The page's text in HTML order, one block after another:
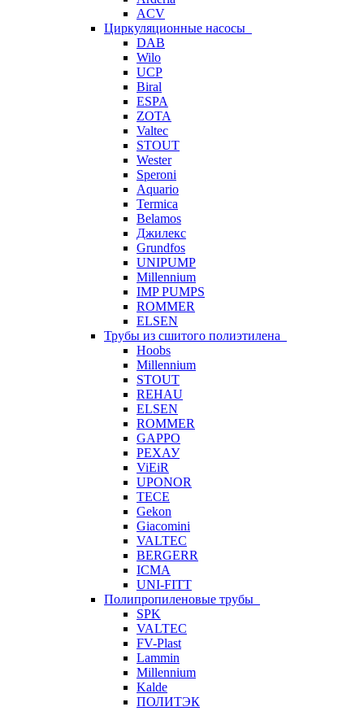
ACV
Циркуляционные насосы
DAB
Wilo
UCP
Biral
ESPA
ZOTA
Valtec
STOUT
Wester
Speroni
Aquario
Termica
Belamos
Джилекс
Grundfos
UNIPUMP
Millennium
IMP PUMPS
ROMMER
ELSEN
Трубы из сшитого полиэтилена
Hoobs
Millennium
STOUT
REHAU
ELSEN
ROMMER
GAPPO
РЕХАУ
ViEiR
UPONOR
TECE
Gekon
Giacomini
VALTEC
BERGERR
ICMA
UNI-FITT
Полипропиленовые трубы
SPK
VALTEC
FV-Plast
Lammin
Millennium
Kalde
ПОЛИТЭК